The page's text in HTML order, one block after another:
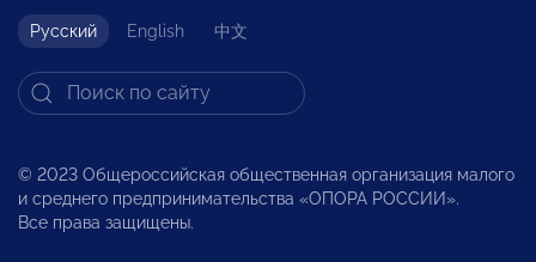
Русский English 中文
© 2023 Общероссийская общественная организация малого
и среднего предпринимательства «ОПОРА РОССИИ».
Все права защищены.